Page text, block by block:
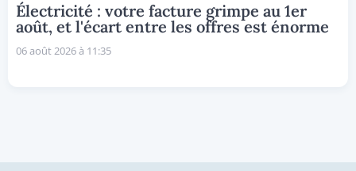
Électricité : votre facture grimpe au 1er
août, et l'écart entre les offres est énorme
06 août 2026 à 11:35